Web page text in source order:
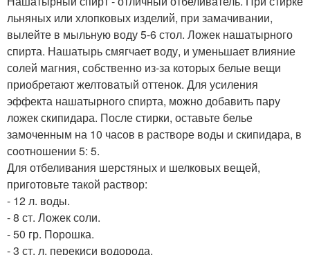
льняных или хлопковых изделий, при замачивании,
вылейте в мыльную воду 5-6 стол. Ложек нашатырного
спирта. Нашатырь смягчает воду, и уменьшает влияние
солей магния, собственно из-за которых белые вещи
приобретают желтоватый оттенок. Для усиления
эффекта нашатырного спирта, можно добавить пару
ложек скипидара. После стирки, оставьте белье
замоченным на 10 часов в растворе воды и скипидара, в
соотношении 5: 5.
Для отбеливания шерстяных и шелковых вещей,
приготовьте такой раствор:
- 12 л. воды.
- 8 ст. Ложек соли.
- 50 гр. Порошка.
- 3 ст. л. перекиси водорода.